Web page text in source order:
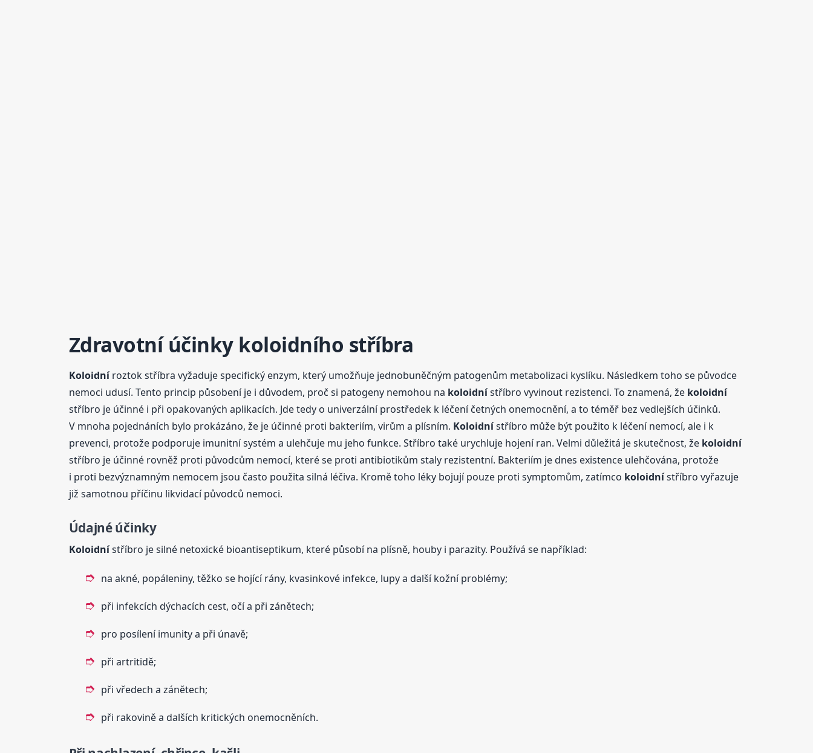
Zdravotní účinky koloidního stříbra
Koloidníroztok stříbra vyžaduje specifický enzym, který umožňuje jednobuněčným patogenům metabolizaci kyslíku. Následkem toho se původce
nemoci udusí. Tento princip působení je i důvodem, proč si patogeny nemohou na koloidnístříbro vyvinout rezistenci. To znamená, že koloidní
stříbro je účinné i při opakovaných aplikacích. Jde tedy o univerzální prostředek k léčení četných onemocnění, a to téměř bez vedlejších účinků.
V mnoha pojednáních bylo prokázáno, že je účinné proti bakteriím, virům a plísním. Koloidnístříbro může být použito k léčení nemocí, ale i k
prevenci, protože podporuje imunitní systém a ulehčuje mu jeho funkce. Stříbro také urychluje hojení ran. Velmi důležitá je skutečnost, že koloidní
stříbro je účinné rovněž proti původcům nemocí, které se proti antibiotikům staly rezistentní. Bakteriím je dnes existence ulehčována, protože
i proti bezvýznamným nemocem jsou často použita silná léčiva. Kromě toho léky bojují pouze proti symptomům, zatímco koloidnístříbro vyřazuje
již samotnou příčinu likvidací původců nemoci.
Údajné účinky
Koloidnístříbro je silné netoxické bioantiseptikum, které působí na plísně, houby i parazity. Používá se například:
na akné, popáleniny, těžko se hojící rány, kvasinkové infekce, lupy a další kožní problémy;
při infekcích dýchacích cest, očí a při zánětech;
pro posílení imunity a při únavě;
při artritidě;
při vředech a zánětech;
při rakovině a dalších kritických onemocněních.